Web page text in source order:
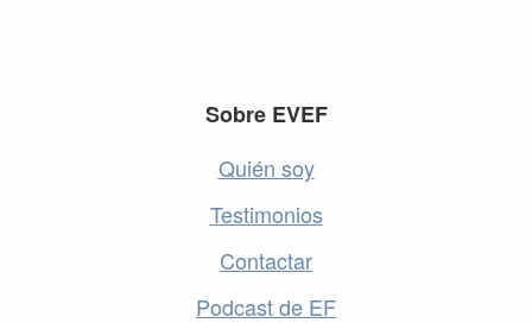
Sobre EVEF
Quién soy
Testimonios
Contactar
Podcast de EF